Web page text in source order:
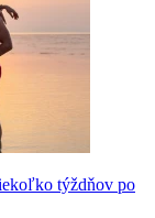
týždňov po